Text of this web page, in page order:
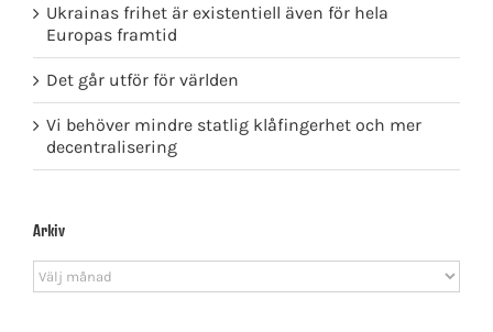
Ukrainas frihet är existentiell även för hela
Europas framtid
Det går utför för världen
Vi behöver mindre statlig klåfingerhet och mer
decentralisering
Arkiv
Arkiv